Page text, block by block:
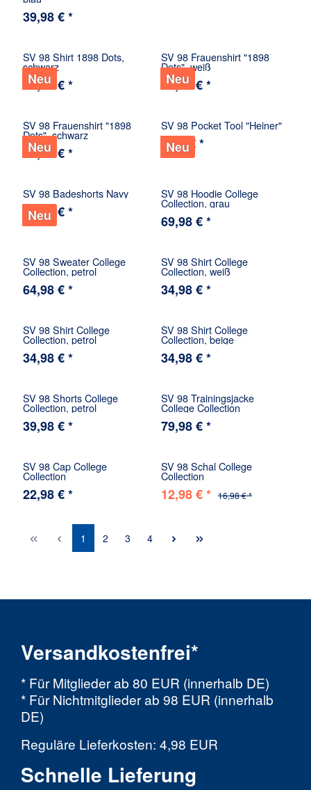
39,98 € *
Neu
SV 98 Shirt 1898 Dots,
schwarz
34,98 € * Neu
SV 98 Frauenshirt "1898
Dots", weiß
34,98 € *
Neu
SV 98 Frauenshirt "1898
Dots", schwarz
34,98 € * Neu
SV 98 Pocket Tool "Heiner"
5,98 € *
Neu
SV 98 Badeshorts Navy
36,98 € *
SV 98 Hoodie College
Collection, grau
69,98 € *
SV 98 Sweater College
Collection, petrol
64,98 € *
SV 98 Shirt College
Collection, weiß
34,98 € *
SV 98 Shirt College
Collection, petrol
34,98 € *
SV 98 Shirt College
Collection, beige
34,98 € *
SV 98 Shorts College
Collection, petrol
39,98 € *
SV 98 Trainingsjacke
College Collection
79,98 € *
SV 98 Cap College
Collection
22,98 € *
SV 98 Schal College
Collection
12,98 € * 16,98 € *
1 2 3 4
Versandkostenfrei*
* Für Mitglieder ab 80 EUR (innerhalb DE)
* Für Nichtmitglieder ab 98 EUR (innerhalb
DE)
Reguläre Lieferkosten: 4,98 EUR
Schnelle Lieferung